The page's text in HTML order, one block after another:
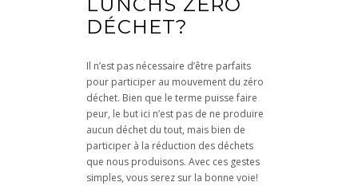
DÉCHET?
Il n’est pas nécessaire d’être parfaits
pour participer au mouvement du zéro
déchet. Bien que le terme puisse faire
peur, le but ici n’est pas de ne produire
aucun déchet du tout, mais bien de
participer à la réduction des déchets
que nous produisons. Avec ces gestes
simples, vous serez sur la bonne voie!